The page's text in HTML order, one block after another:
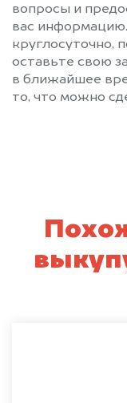
вопросы и
вас
круглосуточно,
оставьте свою
в ближайшее
то, что можно